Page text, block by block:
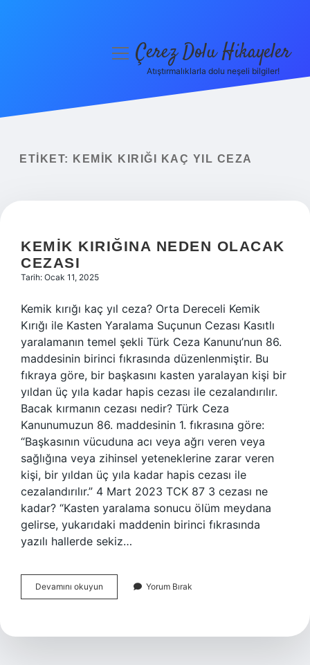
Yasal Uyarı
menüyüÇerez Dolu Hikayeler
Atıştırmalıklarla dolu neşeli bilgiler!
ETIKET: KEMIK KIRIĞI KAÇ YIL CEZA
KEMIK KIRIĞINA NEDEN OLACAK
CEZASI
Tarih: Ocak 11, 2025
Kemik kırığı kaç yıl ceza? Orta Dereceli Kemik
Kırığı ile Kasten Yaralama Suçunun Cezası Kasıtlı
yaralamanın temel şekli Türk Ceza Kanunu’nun 86.
maddesinin birinci fıkrasında düzenlenmiştir. Bu
fıkraya göre, bir başkasını kasten yaralayan kişi bir
yıldan üç yıla kadar hapis cezası ile cezalandırılır.
Bacak kırmanın cezası nedir? Türk Ceza
Kanunumuzun 86. maddesinin 1. fıkrasına göre:
“Başkasının vücuduna acı veya ağrı veren veya
sağlığına veya zihinsel yeteneklerine zarar veren
kişi, bir yıldan üç yıla kadar hapis cezası ile
cezalandırılır.” 4 Mart 2023 TCK 87 3 cezası ne
kadar? “Kasten yaralama sonucu ölüm meydana
gelirse, yukarıdaki maddenin birinci fıkrasında
yazılı hallerde sekiz…
Devamını okuyun
Kırığına
Cezası
Yorum Bırak